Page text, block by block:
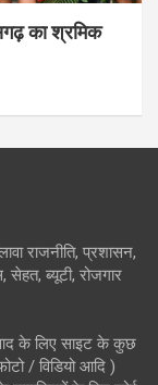
का श्रमिक
राजनीति, प्रशासन,
ब्यूटी, रोजगार
के लिए साइट के कुछ
/ विडियो आदि )